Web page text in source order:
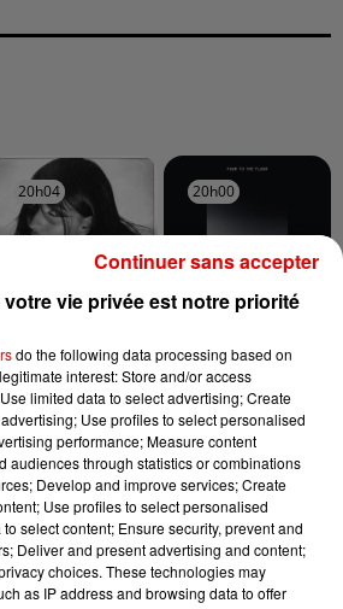
20h04
20h04
AMBRE
J'me Demande
20h00
20h00
OFENBACH, STARSAILOR
Four To The Floor
vie privée est notre priorité
do the following data processing based on
interest: Store and/or access
limited data to select advertising; Create
Use profiles to select personalised
performance; Measure content
audiences through statistics or combinations
Develop and improve services; Create
Use profiles to select personalised
select content; Ensure security, prevent and
Deliver and present advertising and content;
choices. These technologies may
as IP address and browsing data to offer
Continuer sans accepter